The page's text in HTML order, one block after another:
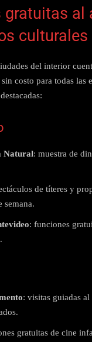
al
culturales
del interior
costo para todas las
Natural: muestra de
de títeres y
semana.
: funciones
: visitas guiadas
gratuitas de cine